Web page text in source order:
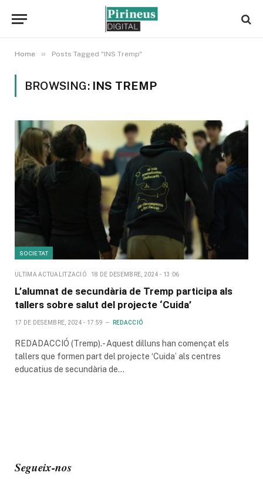
Home » Posts Tagged "INS Tremp"
BROWSING: INS TREMP
SOCIETAT
ULTIMA ACTUALITZACIÓ 18 DE DESEMBRE, 2024 - 13:06
L’alumnat de secundària de Tremp participa als
tallers sobre salut del projecte ‘Cuida’
17 DE DESEMBRE, 2024 - 17:59 REDACCIÓ
REDADACCIÓ (Tremp).- Aquest dilluns han començat els
tallers que formen part del projecte ‘Cuida’ als centres
educatius de secundària de…
Segueix-nos